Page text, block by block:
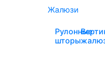
Жалюзи
Рулонные
шторы